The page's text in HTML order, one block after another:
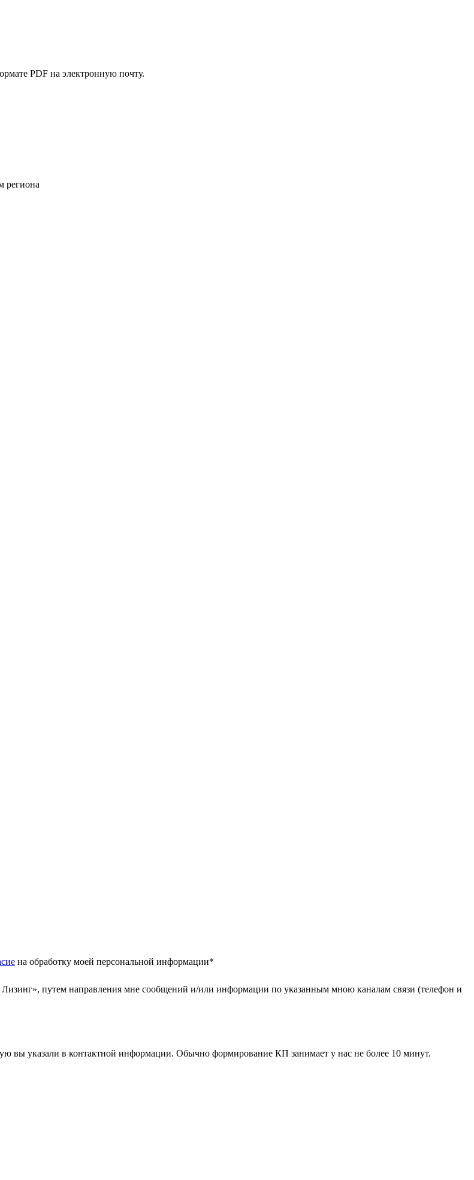
PDF на электронную почту.
региона
на обработку моей персональной информации*
путем направления мне сообщений и/или информации по указанным мною каналам связи (телефон и
вы указали в контактной информации. Обычно формирование КП занимает у нас не более 10 минут.